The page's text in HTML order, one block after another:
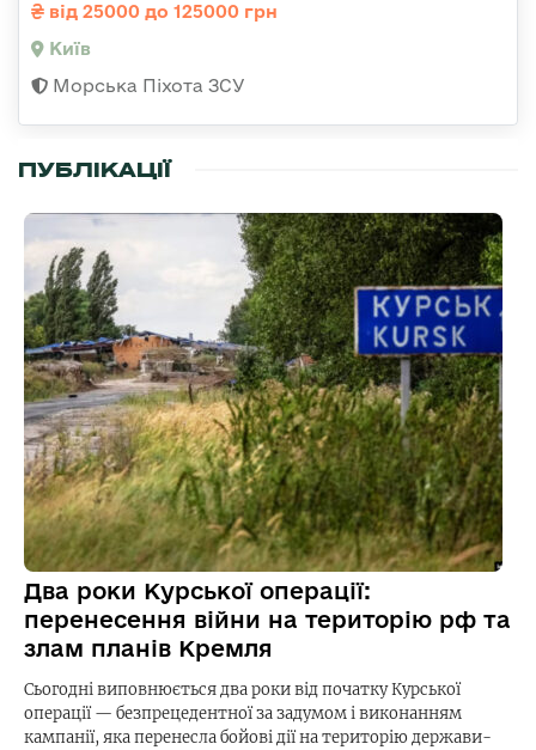
від 25000 до 125000 грн
Київ
Морська Піхота ЗСУ
ПУБЛІКАЦІЇ
Два роки Курської операції:
перенесення війни на територію рф та
злам планів Кремля
Сьогодні виповнюється два роки від початку Курської
операції — безпрецедентної за задумом і виконанням
кампанії, яка перенесла бойові дії на територію держави-